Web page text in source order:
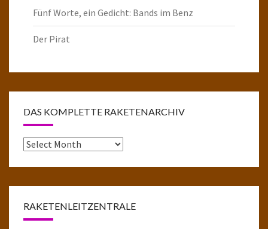
Fünf Worte, ein Gedicht: Bands im Benz
Der Pirat
DAS KOMPLETTE RAKETENARCHIV
Das
RAKETENLEITZENTRALE